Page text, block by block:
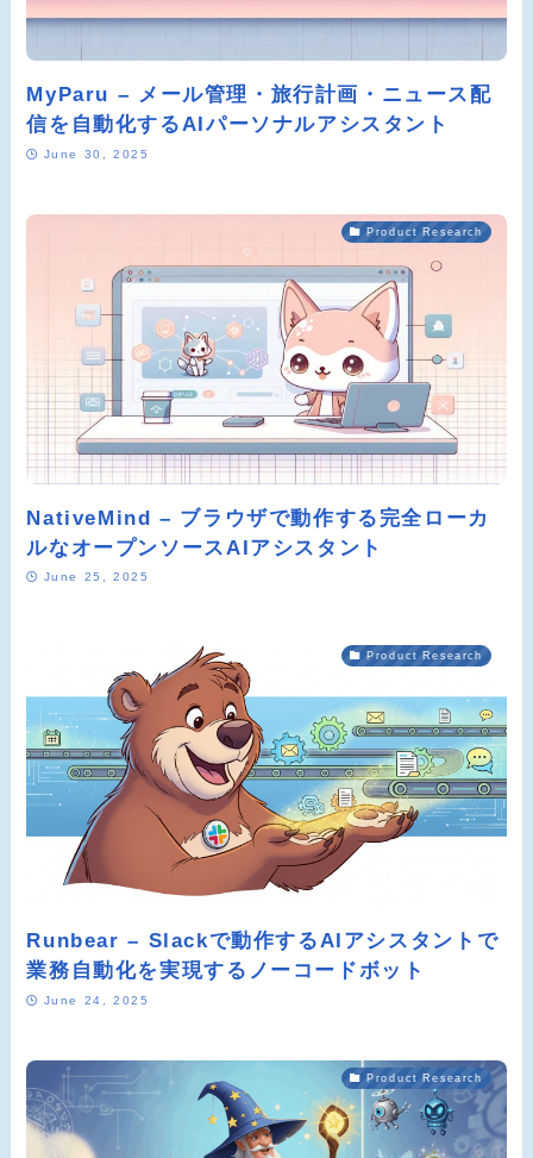
MyParu – メール管理・旅行計画・ニュース配
信を自動化するAIパーソナルアシスタント
June 30, 2025
Product Research
NativeMind – ブラウザで動作する完全ローカ
ルなオープンソースAIアシスタント
June 25, 2025
Product Research
Runbear – Slackで動作するAIアシスタントで
業務自動化を実現するノーコードボット
June 24, 2025
Product Research